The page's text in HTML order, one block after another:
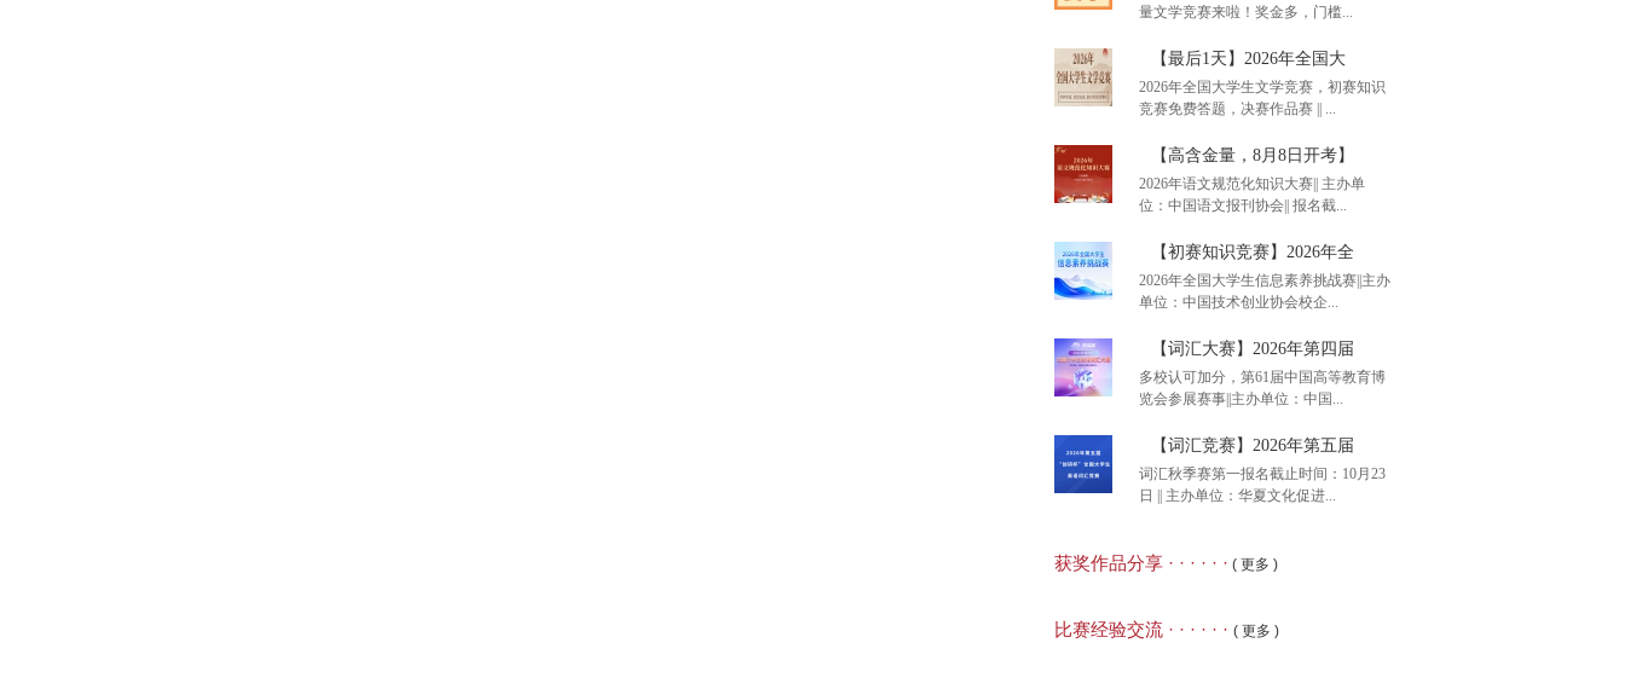
【学科赛事汇总】新一轮学
量文学竞赛来啦！奖金多，门槛...
【文学赛事汇总】2026年可
【最后1天】2026年全国大
2026年全国大学生文学竞赛，初赛知识
竞赛免费答题，决赛作品赛 || ...
【最后1天】2026年全国大
【高含金量，8月8日开考】
2026年语文规范化知识大赛|| 主办单
位：中国语文报刊协会|| 报名截...
【高含金量，8月8日开考】
【初赛知识竞赛】2026年全
2026年全国大学生信息素养挑战赛||主办
单位：中国技术创业协会校企...
【初赛知识竞赛】2026年全
【词汇大赛】2026年第四届
多校认可加分，第61届中国高等教育博
览会参展赛事||主办单位：中国...
【词汇大赛】2026年第四届
【词汇竞赛】2026年第五届
词汇秋季赛第一报名截止时间：10月23
日 || 主办单位：华夏文化促进...
获奖作品分享 · · · · · · ( 更多 )
比赛经验交流 · · · · · · ( 更多 )